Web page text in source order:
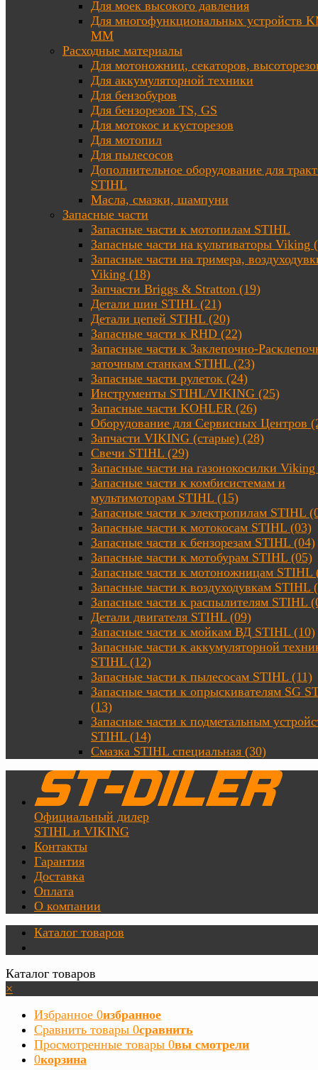
Для моек высокого давления
Для многофункциональных устройств
MM
Расходные материалы
Для мотоножниц, секаторов,
Для аккумуляторной техники
Для бензобуров
Для бензорезов TS, GS
Для мотокос и кусторезов
Для мотопил
Для пылесосов
Дополнительное оборудование для
STIHL
Масла, смазки, шампуни
Запасные части
Запасные части к мотопилам STIHL
Запасные части на культиваторы Viking
Запасные части на тримера,
Viking (18)
Запчасти Briggs & Stratton (19)
Детали шин STIHL (21)
Детали цепей STIHL (20)
Запасные части к RHD (22)
Запасные части к Заклепочно-
заточным станкам STIHL (23)
Запасные части рулеток (24)
Инструменты STIHL/VIKING (25)
Запасные части KOHLER (26)
Оборудование для Сервисных Центров
Запчасти VIKING (старые) (28)
Свечи STIHL (29)
Запасные части на газонокосилки
Запасные части к комбисистемам и
мультимоторам STIHL (15)
Запасные части к электропилам STIHL
Запасные части к мотокосам STIHL (03)
Запасные части к бензорезам STIHL (04)
Запасные части к мотобурам STIHL (05)
Запасные части к мотоножницам STIHL
Запасные части к воздуходувкам STIHL
Запасные части к распылителям STIHL
Детали двигателя STIHL (09)
Запасные части к мойкам ВД STIHL (10)
Запасные части к аккумуляторной
STIHL (12)
Запасные части к пылесосам STIHL (11)
Запасные части к опрыскивателям SG
(13)
Запасные части к подметальным
STIHL (14)
Смазка STIHL специальная (30)
Официальный дилер
STIHL и VIKING
Контакты
Гарантия
Доставка
Оплата
О компании
Каталог товаров
Каталог товаров
×
Избранное 0избранное
Сравнить товары 0сравнить
Просмотренные товары 0вы смотрели
0корзина